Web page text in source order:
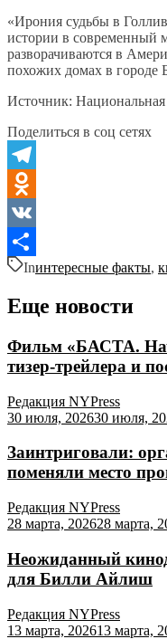
«Ирония судьбы в
истории в современный
разворачиваются в
похожих домах в городе
Источник: Национальная
Поделиться в соц сетях
Telegram
Odnoklassniki
VK
Отправить
Inинтересные факты,
Еще новости
Фильм «БАСТА.
тизер-трейлера и
Редакция NYPress
30 июля, 202630 июля,
Заинтриговали:
поменяли место
Редакция NYPress
28 марта, 202628 марта,
Неожиданный
для Билли Айлиш
Редакция NYPress
13 марта, 202613 марта,